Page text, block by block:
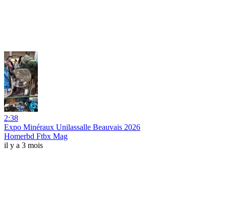
2:38
Expo Minéraux Unilassalle Beauvais 2026
Homerbd Ftbx Mag
il y a 3 mois